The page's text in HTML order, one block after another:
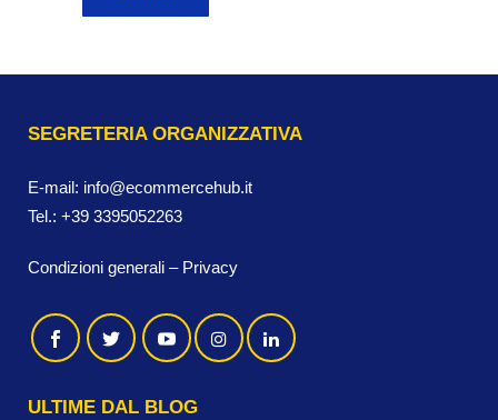
SEGRETERIA ORGANIZZATIVA
E-mail: info@ecommercehub.it
Tel.: +39 3395052263
Condizioni generali – Privacy
ULTIME DAL BLOG